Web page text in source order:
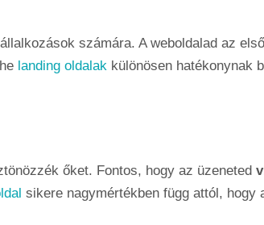
számára. A weboldalad az
landing oldalak különösen hatékonynak
őket. Fontos, hogy az üzeneted
sikere nagymértékben függ attól,